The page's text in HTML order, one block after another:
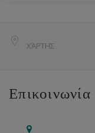
ΧΆΡΤΗΣ
Επικοινωνία